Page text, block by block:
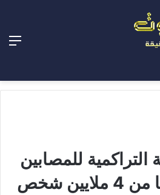
التراكمية للمصابين
شخص